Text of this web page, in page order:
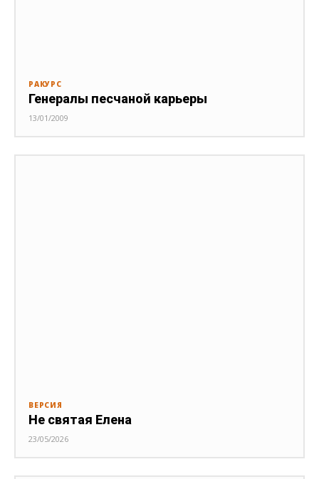
РАКУРС
Генералы песчаной карьеры
13/01/2009
ВЕРСИЯ
Не святая Елена
23/05/2026